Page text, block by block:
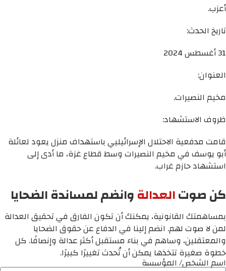
أعزب.
تاريخ الحدث:
31 أغسطس 2024
العنوان:
مخيم النصيرات.
ظروف الاستشهاد:
قامت مدفعية الاحتلال الإسرائيليي باستهداف منزل يعود لعائلة
أبو يوسف في مخيم النصيرات وسط قطاع غزة، ما أدى إلى
استشهاد حازم غراب.
كن صوتالعدالةوانضم لمساندة الضحايا
بمساهمتك القانونية، يمكنك أن تكون الفارق في تحقيق العدالة
لمن لا صوت لهم. انضم إلينا في الدفاع عن حقوق الضحايا
والمعتقلين، وساهم في بناء مستقبل أكثر عدالة وإنصافًا. كل
خطوة صغيرة تتخذها يمكن أن تُحدث تغييرًا كبيرًا.
اسم الشخص/ المؤسسة